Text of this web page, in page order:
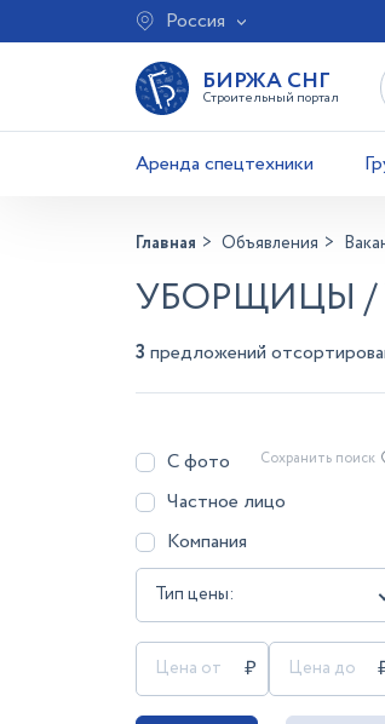
Россия
БИРЖА СНГ
Строительный портал
Аренда спецтехники
Главная Объявления
УБОРЩИЦЫ /
3 предложений
С фото
Частное лицо
Компания
Тип цены:
Сохранить поиск